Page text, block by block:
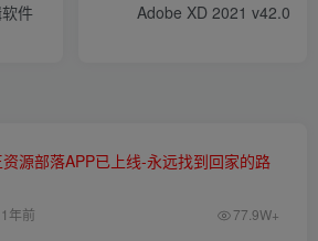
件
Adobe XD 2021 v42.0
源部落APP已上线-永远找到回家的路
1年前 77.9W+